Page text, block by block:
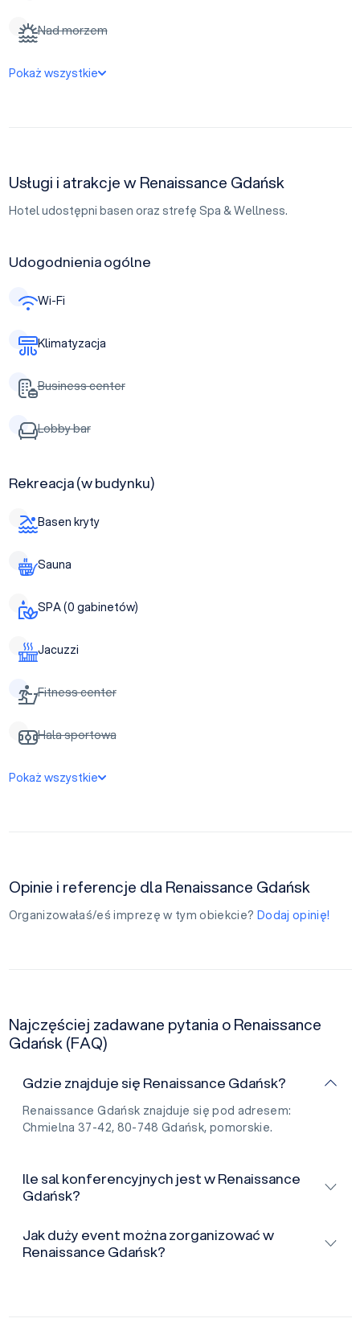
Nad morzem
Pokaż wszystkie
Usługi i atrakcje w Renaissance Gdańsk
Hotel udostępni basen oraz strefę Spa & Wellness.
Udogodnienia ogólne
Wi-Fi
Klimatyzacja
Business center
Lobby bar
Rekreacja (w budynku)
Basen kryty
Sauna
SPA (0 gabinetów)
Jacuzzi
Fitness center
Hala sportowa
Pokaż wszystkie
Opinie i referencje dla Renaissance Gdańsk
Organizowałaś/eś imprezę w tym obiekcie? Dodaj opinię!
Najczęściej zadawane pytania o Renaissance
Gdańsk (FAQ)
Gdzie znajduje się Renaissance Gdańsk?
Renaissance Gdańsk znajduje się pod adresem:
Chmielna 37-42, 80-748 Gdańsk, pomorskie.
Ile sal konferencyjnych jest w Renaissance
Gdańsk?
Jak duży event można zorganizować w
Renaissance Gdańsk?